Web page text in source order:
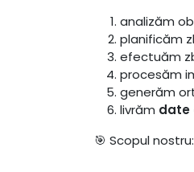
analizăm
planificăm
efectuăm
procesăm
generăm
livrăm date
🎯 Scopul nostru: